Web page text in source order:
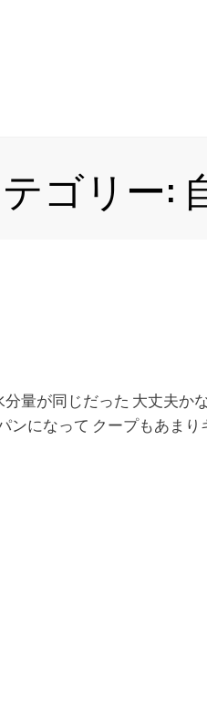
ゴリー:
量が同じだった 大丈夫か
になって クープもあまり